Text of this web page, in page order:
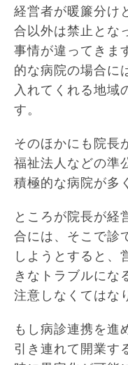
経営者が暖簾分け
合以外は禁止とな
事情が違ってきま
的な病院の場合に
入れてくれる地域
す。
そのほかにも院長
福祉法人などの準
積極的な病院が多
ところが院長が経
合には、そこで診
しようとすると、
きなトラブルにな
注意しなくてはな
もし病診連携を進
引き連れて開業す